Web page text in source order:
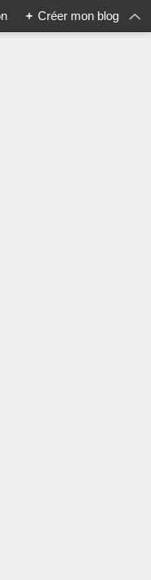
+ Créer mon blog